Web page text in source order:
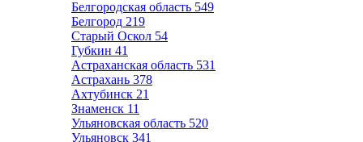
Белгородская область 549
Белгород 219
Старый Оскол 54
Губкин 41
Астраханская область 531
Астрахань 378
Ахтубинск 21
Знаменск 11
Ульяновская область 520
Ульяновск 341